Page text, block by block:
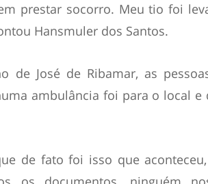
prestar socorro. Meu tio foi
Hansmuler dos Santos.
de José de Ribamar, as
ambulância foi para o local e
de fato foi isso que